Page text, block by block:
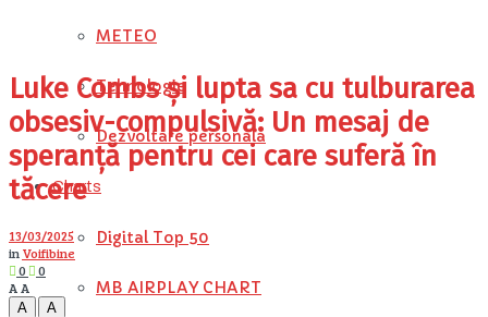
METEO
Tehnologie
Dezvoltare personala
Charts
Digital Top 50
MB AIRPLAY CHART
Luke Combs și lupta sa cu tulburarea
obsesiv-compulsivă: Un mesaj de
speranță pentru cei care suferă în
tăcere
13/03/2025
inVoifibine
0
0
A A
A
A